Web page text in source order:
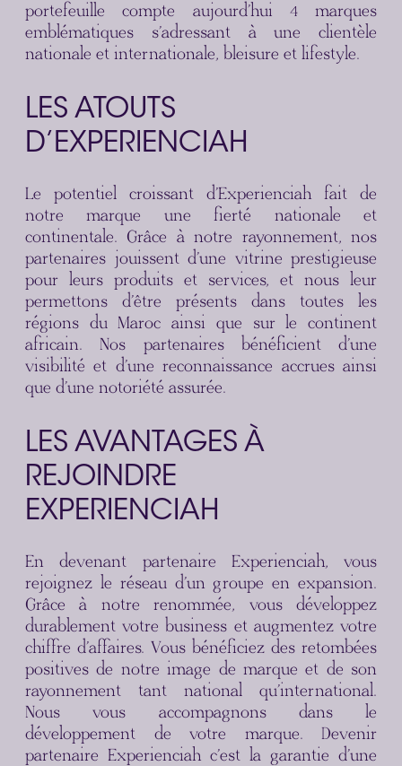
portefeuille compte aujourd’hui 4 marques
emblématiques s’adressant à une clientèle
nationale et internationale, bleisure et lifestyle.
LES ATOUTS
D’EXPERIENCIAH
Le potentiel croissant d’Experienciah fait de
notre marque une fierté nationale et
continentale. Grâce à notre rayonnement, nos
partenaires jouissent d’une vitrine prestigieuse
pour leurs produits et services, et nous leur
permettons d’être présents dans toutes les
régions du Maroc ainsi que sur le continent
africain. Nos partenaires bénéficient d’une
visibilité et d’une reconnaissance accrues ainsi
que d’une notoriété assurée.
LES AVANTAGES À
REJOINDRE
EXPERIENCIAH
En devenant partenaire Experienciah, vous
rejoignez le réseau d’un groupe en expansion.
Grâce à notre renommée, vous développez
durablement votre business et augmentez votre
chiffre d’affaires. Vous bénéficiez des retombées
positives de notre image de marque et de son
rayonnement tant national qu’international.
Nous vous accompagnons dans le
développement de votre marque. Devenir
partenaire Experienciah c’est la garantie d’une